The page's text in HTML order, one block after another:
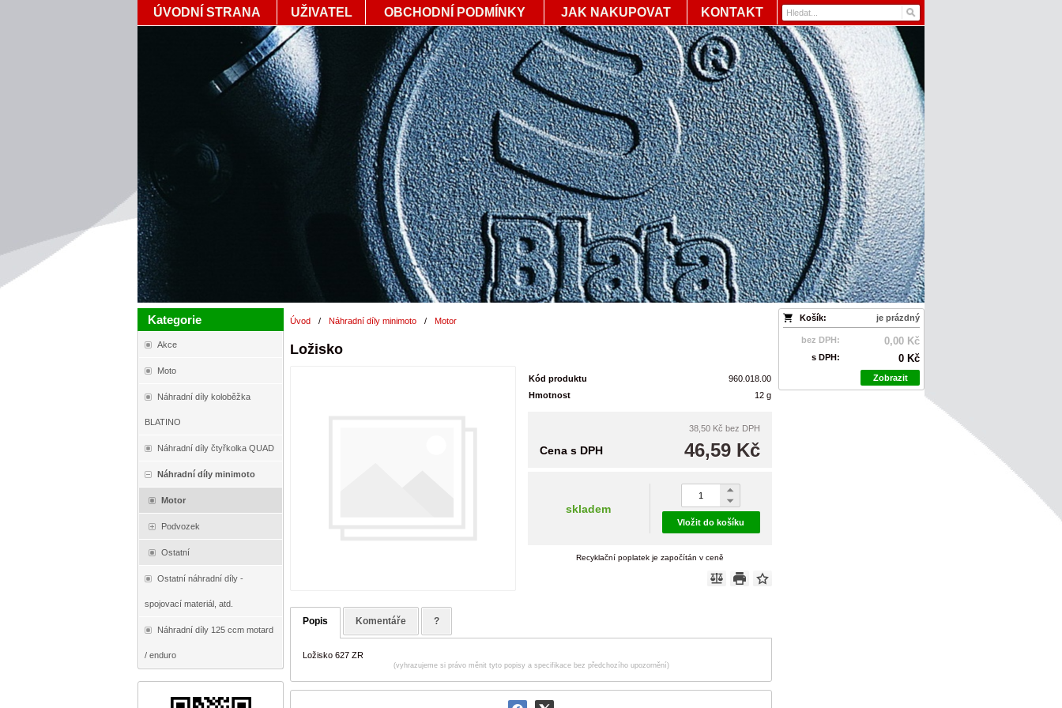
ÚVODNÍ STRANA UŽIVATEL OBCHODNÍ PODMÍNKY JAK NAKUPOVAT KONTAKT
Kategorie
Akce
Moto
Náhradní díly koloběžka
BLATINO
Náhradní díly čtyřkolka QUAD
Náhradní díly minimoto
Motor
Podvozek
Ostatní
Ostatní náhradní díly -
spojovací materiál, atd.
Náhradní díly 125 ccm motard
/ enduro
Košík: je prázdný
bez DPH: 0,00 Kč
s DPH: 0 Kč
Zobrazit
Úvod / Náhradní díly minimoto / Motor
Ložisko
Kód produktu
960.018.00
Hmotnost
12 g
38,50 Kč bez DPH
46,59 Kč
Cena s DPH
skladem
Vložit do košíku
Recyklační poplatek je započítán v ceně
Popis Komentáře ?
Ložisko 627 ZR
(vyhrazujeme si právo měnit tyto popisy a specifikace bez předchozího upozornění)